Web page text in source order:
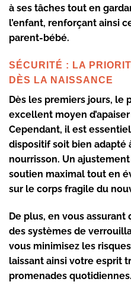
à ses tâches tout en
l’enfant, renforçant ainsi
parent-bébé.
SÉCURITÉ : LA
DÈS LA NAISSANCE
Dès les premiers jours, le
excellent moyen
Cependant, il est
dispositif soit bien adapté
nourrisson. Un
soutien maximal tout en
sur le corps fragile du
De plus, en vous
des systèmes de
vous minimisez les
laissant ainsi votre esprit
promenades quotidiennes.